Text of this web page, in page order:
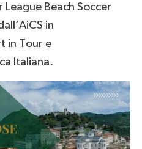
League Beach Soccer
in
in Tour e
Italiana.